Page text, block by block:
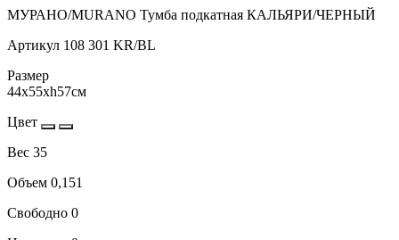
МУРАНО/MURANO Тумба подкатная КАЛЬЯРИ/ЧЕРНЫЙ
Артикул 108 301 KR/BL
Размер
44x55xh57см
Цвет
Вес 35
Объем 0,151
Свободно 0